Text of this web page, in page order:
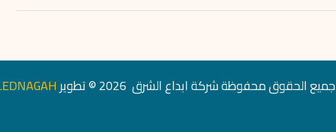
جميع الحقوق محفوظة شركة ابداع الشرق 2026 © تطوير